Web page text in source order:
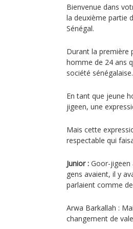
Bienvenue dans
la deuxième partie
Sénégal.
Durant la première
homme de 24 ans
société sénégalaise.
En tant que jeune
jigeen, une
Mais cette
respectable qui
Junior : Goor-jigeen
gens avaient, il y
parlaient comme
Arwa Barkallah :
changement de